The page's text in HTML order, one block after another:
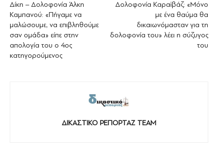
Δίκη – Δολοφονία Άλκη
Καμπανού: «Πήγαμε να
μαλώσουμε, να επιβληθούμε
σαν ομάδα» είπε στην
απολογία του ο 4ος
κατηγορούμενος
Δολοφονία Καραϊβάζ: «Μόνο
με ένα θαύμα θα
δικαιωνόμασταν για τη
δολοφονία του» λέει η σύζυγος
του
ΔΙΚΑΣΤΙΚΟ ΡΕΠΟΡΤΑΖ TEAM